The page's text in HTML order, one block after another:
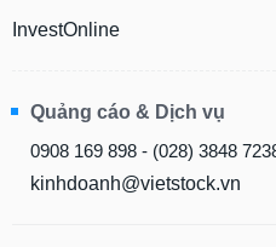
InvestOnline
Quảng cáo & Dịch vụ
0908 169 898 - (028) 3848
kinhdoanh@vietstock.vn